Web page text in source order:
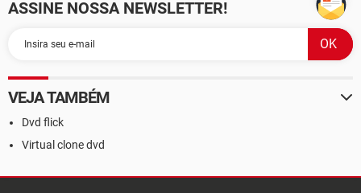
ASSINE NOSSA NEWSLETTER!
VEJA TAMBÉM
Dvd flick
Virtual clone dvd